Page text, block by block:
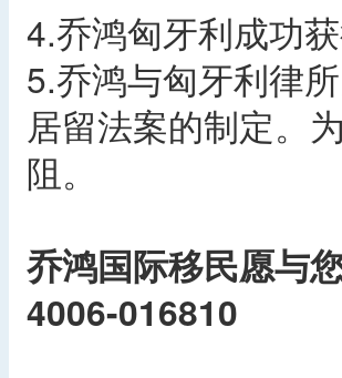
4.乔鸿匈牙利成功
5.乔鸿与匈牙利律
居留法案的制定。
阻。
乔鸿国际移民愿与
4006-016810